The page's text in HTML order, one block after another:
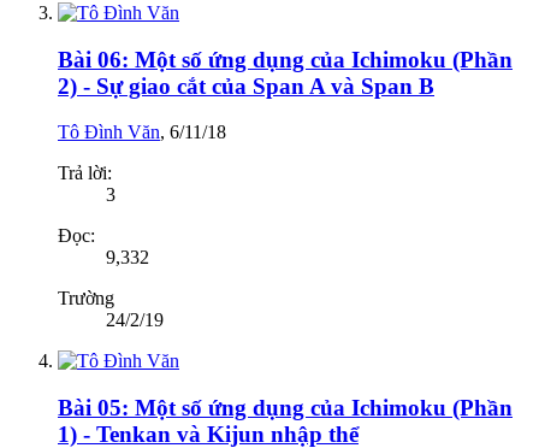
Bài 06: Một số ứng dụng của Ichimoku (Phần
2) - Sự giao cắt của Span A và Span B
Tô Đình Văn, 6/11/18
Trả lời:
3
Đọc:
9,332
Trường
24/2/19
Bài 05: Một số ứng dụng của Ichimoku (Phần
1) - Tenkan và Kijun nhập thể